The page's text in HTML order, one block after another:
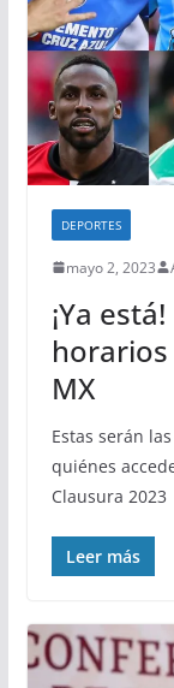
DEPORTES
mayo 2, 2023
¡Ya
horarios
MX
Estas serán
quiénes
Clausura 2023
Leer más